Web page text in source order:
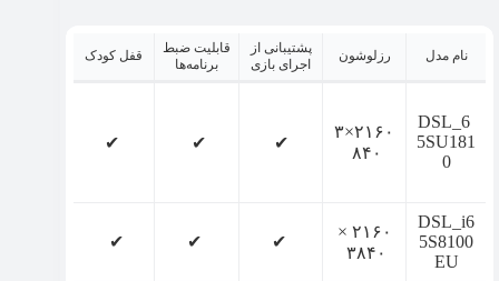
نام مدل رزلوشون
پشتیبانی از
اجرای بازی
قابلیت ضبط
برنامه‌ها
قفل کودک
DSL_6
5SU181
0
۲۱۶۰×۳
۸۴۰
✔
✔
✔
DSL_i6
5S8100
EU
۲۱۶۰ ×
۳۸۴۰
✔
✔
✔